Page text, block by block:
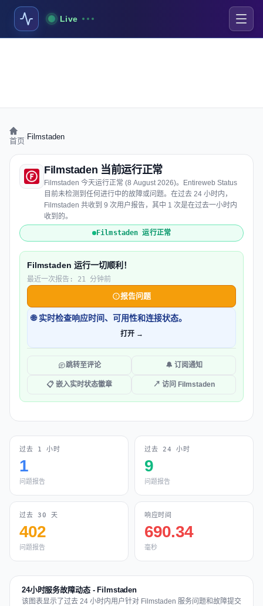
Live
首页 Filmstaden
Filmstaden 当前运行正常
Filmstaden 今天运行正常 (8 August 2026)。Entireweb Status
目前未检测到任何进行中的故障或问题。在过去 24 小时内，
Filmstaden 共收到 9 次用户报告，其中 1 次是在过去一小时内
收到的。
Filmstaden 运行正常
Filmstaden 运行一切顺利！
最近一次报告: 21 分钟前
报告问题
🌐 实时检查响应时间、可用性和连接状态。
打开 →
跳转至评论 🔔 订阅通知
📋 嵌入实时状态徽章 ↗ 访问 Filmstaden
过去 1 小时
1
问题报告
过去 24 小时
9
问题报告
过去 30 天
402
问题报告
响应时间
690.34
毫秒
24小时服务故障动态 - Filmstaden
该图表显示了过去 24 小时内用户针对 Filmstaden 服务问题和故障提交